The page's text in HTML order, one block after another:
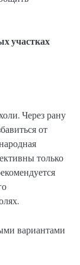
Через рану
от
только
вариантами